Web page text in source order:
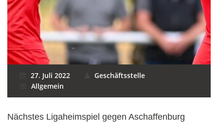
27. Juli 2022
Geschäftsstelle
Allgemein
Nächstes Ligaheimspiel gegen Aschaffenburg